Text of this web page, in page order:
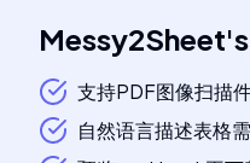
Messy2Sheet's
支持PDF图像扫描
自然语言描述表格